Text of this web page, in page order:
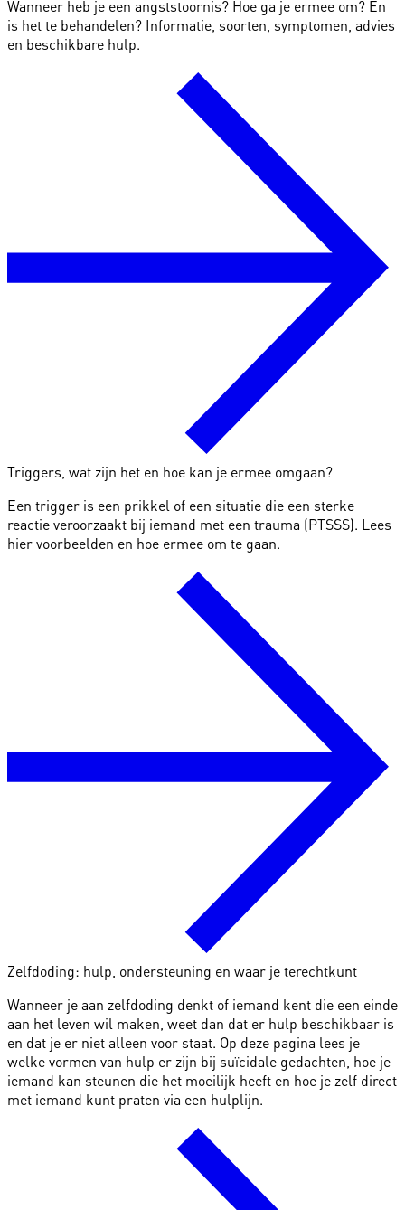
Wanneer heb je een angststoornis? Hoe ga je ermee om? En
is het te behandelen? Informatie, soorten, symptomen, advies
en beschikbare hulp.
Triggers, wat zijn het en hoe kan je ermee omgaan?
Een trigger is een prikkel of een situatie die een sterke
reactie veroorzaakt bij iemand met een trauma (PTSSS). Lees
hier voorbeelden en hoe ermee om te gaan.
Zelfdoding: hulp, ondersteuning en waar je terechtkunt
Wanneer je aan zelfdoding denkt of iemand kent die een einde
aan het leven wil maken, weet dan dat er hulp beschikbaar is
en dat je er niet alleen voor staat. Op deze pagina lees je
welke vormen van hulp er zijn bij suïcidale gedachten, hoe je
iemand kan steunen die het moeilijk heeft en hoe je zelf direct
met iemand kunt praten via een hulplijn.